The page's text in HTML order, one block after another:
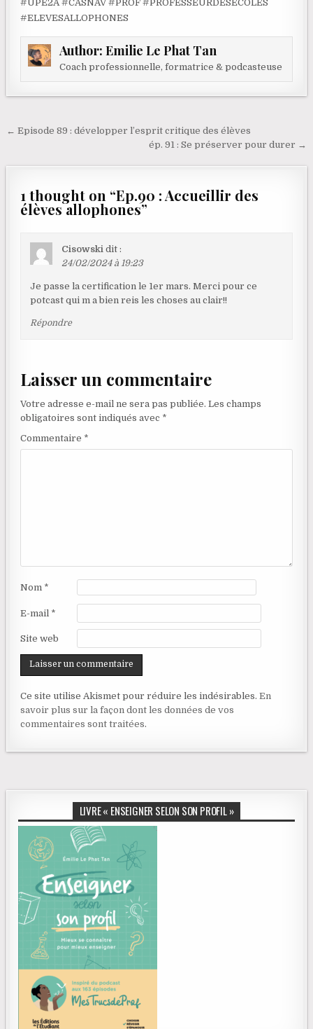
#UPE2A #CASNAV #PROF #PROFESSEURDESECOLES
#ELEVESALLOPHONES
Author: Emilie Le Phat Tan
Coach professionnelle, formatrice & podcasteuse
Navigation de l’article
← Episode 89 : développer l’esprit critique des élèves
ép. 91 : Se préserver pour durer →
1 thought on “Ep.90 : Accueillir des
élèves allophones”
Cisowski dit :
24/02/2024 à 19:23
Je passe la certification le 1er mars. Merci pour ce
potcast qui m a bien reis les choses au clair!!
Répondre
Laisser un commentaire
Votre adresse e-mail ne sera pas publiée. Les champs
obligatoires sont indiqués avec *
Commentaire *
Nom *
E-mail *
Site web
Ce site utilise Akismet pour réduire les indésirables.En
savoir plus sur la façon dont les données de vos
commentaires sont traitées.
LIVRE « ENSEIGNER SELON SON PROFIL »